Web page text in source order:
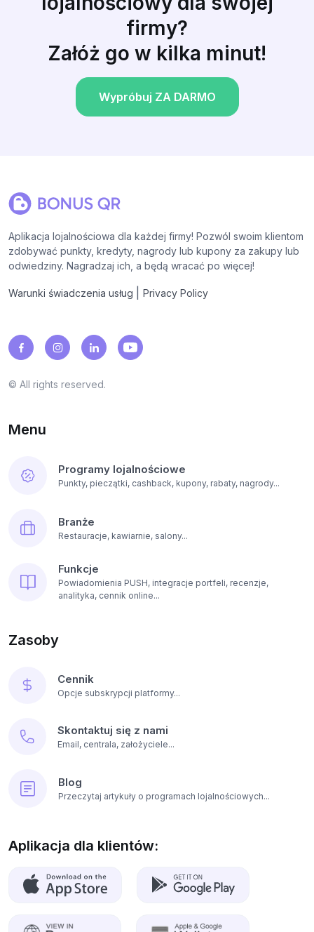
firmy?
Załóż go w kilka minut!
Wypróbuj ZA DARMO
Aplikacja lojalnościowa dla każdej firmy! Pozwól swoim klientom
zdobywać punkty, kredyty, nagrody lub kupony za zakupy lub
odwiedziny. Nagradzaj ich, a będą wracać po więcej!
Warunki świadczenia usług Privacy Policy
© All rights reserved.
Menu
Programy lojalnościowe
Punkty, pieczątki, cashback, kupony, rabaty, nagrody...
Branże
Restauracje, kawiarnie, salony...
Funkcje
Powiadomienia PUSH, integracje portfeli, recenzje,
analityka, cennik online...
Zasoby
Cennik
Opcje subskrypcji platformy...
Skontaktuj się z nami
Email, centrala, założyciele...
Blog
Przeczytaj artykuły o programach lojalnościowych...
Aplikacja dla klientów: